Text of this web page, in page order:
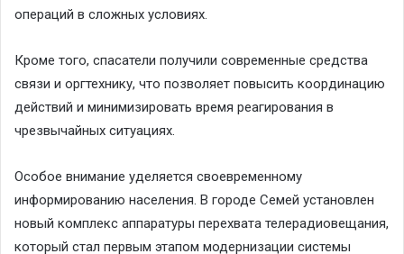
операций в сложных условиях.
Кроме того, спасатели получили современные средства
связи и оргтехнику, что позволяет повысить координацию
действий и минимизировать время реагирования в
чрезвычайных ситуациях.
Особое внимание уделяется своевременному
информированию населения. В городе Семей установлен
новый комплекс аппаратуры перехвата телерадиовещания,
который стал первым этапом модернизации системы